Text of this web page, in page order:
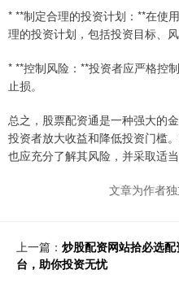
* **制定合理的投资计划：**在使
理的投资计划，包括投资目标、
* **控制风险：**投资者应严格控
止损。
总之，股票配资通是一种强大的
投资者放大收益和降低投资门槛
也应充分了解其风险，并采取适当
文章为作者
上一篇： 炒股配资网站拾必选
台，助你投资无忧